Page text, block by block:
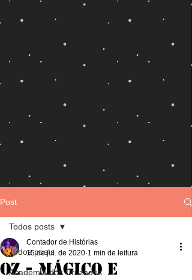
Post
Todos posts
Academia dos Cruzados
Todos posts
Oz - Mágico e
Contador de Histórias
15 de jul. de 2020 1 min de leitura